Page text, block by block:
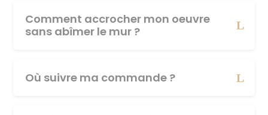
Comment accrocher mon oeuvre
sans abîmer le mur ?
Où suivre ma commande ?